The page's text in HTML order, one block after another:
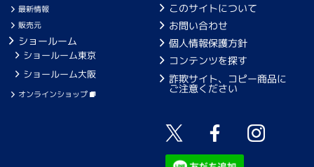
最新情報
販売元
ショールーム
ショールーム東京
ショールーム大阪
オンラインショップ
このサイトについて
お問い合わせ
個人情報保護方針
コンテンツを探す
詐欺サイト、コピー商品に
ご注意ください